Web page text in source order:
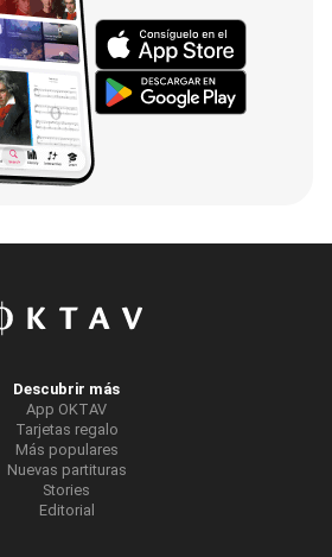
Descubrir más
App OKTAV
Tarjetas regalo
Más populares
Nuevas partituras
Stories
Editorial